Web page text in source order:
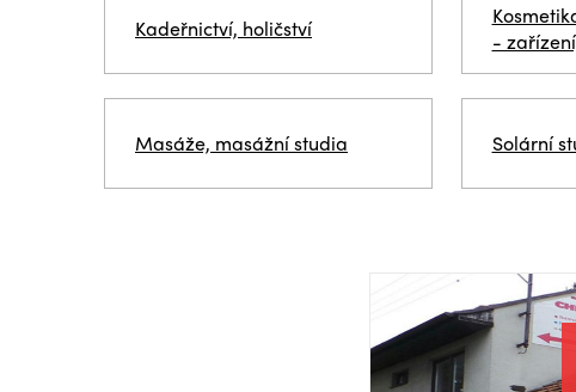
Kadeřnictví, holičství
-
Masáže, masážní studia Solární